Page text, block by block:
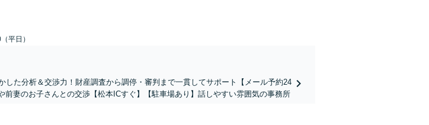
平日）
した分析＆交渉力！財産調査から調停・審判まで一貫してサポート【メール予約24
前妻のお子さんとの交渉【松本ICすぐ】【駐車場あり】話しやすい雰囲気の事務所